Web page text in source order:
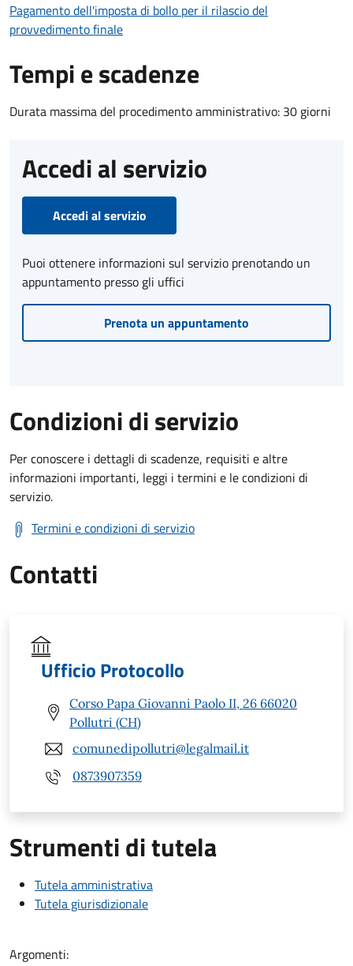
Pagamento dell'imposta di bollo per il rilascio del
provvedimento finale
Tempi e scadenze
Durata massima del procedimento amministrativo: 30 giorni
Accedi al servizio
Accedi al servizio
Puoi ottenere informazioni sul servizio prenotando un
appuntamento presso gli uffici
Prenota un appuntamento
Condizioni di servizio
Per conoscere i dettagli di scadenze, requisiti e altre
informazioni importanti, leggi i termini e le condizioni di
servizio.
Termini e condizioni di servizio
Contatti
Ufficio Protocollo
Corso Papa Giovanni Paolo II, 26 66020
Pollutri (CH)
comunedipollutri@legalmail.it
0873907359
Strumenti di tutela
Tutela amministrativa
Tutela giurisdizionale
Argomenti: